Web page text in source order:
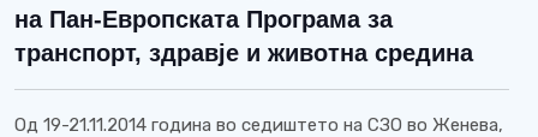
на Пан-Европската Програма за
транспорт, здравје и животна средина
Oд 19-21.11.2014 година во седиштето на СЗО во Женева,